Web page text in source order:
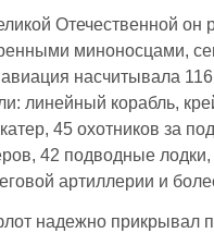
Отечественной
миноносцами,
насчитывала
линейный корабль,
45 охотников за
42 подводные
артиллерии и
надежно прикрывал